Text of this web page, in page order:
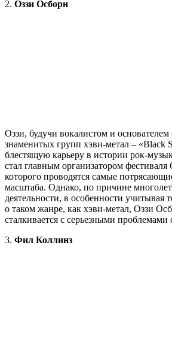
2. Оззи Осборн
Оззи, будучи вокалистом и
знаменитых групп хэви-метал – «Black
блестящую карьеру в истории рок-
стал главным организатором фестиваля
которого проводятся самые
масштаба. Однако, по причине
деятельности, в особенности учитывая
о таком жанре, как хэви-метал, Оззи
сталкивается с серьезными проблемами
3. Фил Коллинз